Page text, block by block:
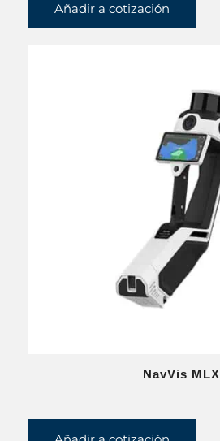
Añadir a cotización
NavVis MLX